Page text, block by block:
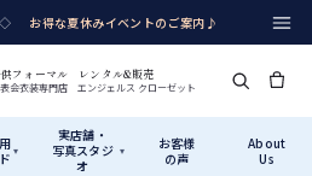
お得な夏休みイベントのご案内♪
フォーマル レンタル&販売
会衣装専門店 エンジェルス クローゼット
▾
実店舗・
写真スタジ
オ
▾
お客様
の声
About
Us